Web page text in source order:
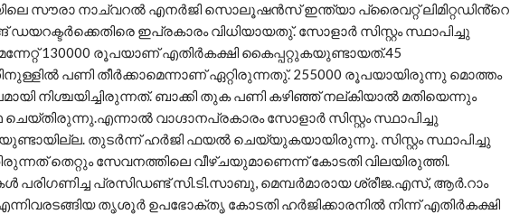
സൗരാ നാച്വറൽ എനർജി സൊലൂഷൻസ് ഇന്ത്യാ പ്രൈവറ്റ് ലിമിറ്റഡിൻ്റെ
ഡയറക്ടർക്കെതിരെ ഇപ്രകാരം വിധിയായതു്. സോളാർ സിസ്റ്റം സ്ഥാപിച്ചു
130000 രൂപയാണ് എതിർകക്ഷി കൈപ്പറ്റുകയുണ്ടായത്.45
പണി തീർക്കാമെന്നാണ് ഏറ്റിരുന്നതു്. 255000 രൂപയായിരുന്നു മൊത്തം
നിശ്ചയിച്ചിരുന്നത്. ബാക്കി തുക പണി കഴിഞ്ഞ് നല്കിയാൽ മതിയെന്നും
വാഗ്ദാനപ്രകാരം സോളാർ സിസ്റ്റം സ്ഥാപിച്ചു
തുടർന്ന് ഹർജി ഫയൽ ചെയ്യുകയായിരുന്നു. സിസ്റ്റം സ്ഥാപിച്ചു
തെറ്റും സേവനത്തിലെ വീഴ്ചയുമാണെന്ന് കോടതി വിലയിരുത്തി.
പരിഗണിച്ച പ്രസിഡണ്ട് സി.ടി.സാബു, മെമ്പർമാരായ ശ്രീജ.എസ്, ആർ.റാം
തൃശൂർ ഉപഭോക്തൃ കോടതി ഹർജിക്കാരനിൽ നിന്ന് എതിർകക്ഷി